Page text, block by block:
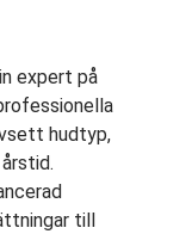
expert på
hudtyp,
till